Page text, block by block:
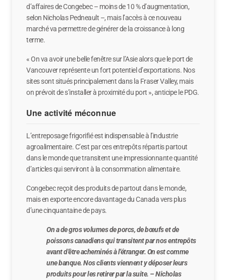
d’affaires de Congebec – moins de 10 % d’augmentation,
selon Nicholas Pedneault –, mais l’accès à ce nouveau
marché va permettre de générer de la croissance à long
terme.
« On va avoir une belle fenêtre sur l’Asie alors que le port de
Vancouver représente un fort potentiel d’exportations. Nos
sites sont situés principalement dans la Fraser Valley, mais
on prévoit de s’installer à proximité du port », anticipe le PDG.
Une activité méconnue
L’entreposage frigorifié est indispensable à l’industrie
agroalimentaire. C’est par ces entrepôts répartis partout
dans le monde que transitent une impressionnante quantité
d’articles qui serviront à la consommation alimentaire.
Congebec reçoit des produits de partout dans le monde,
mais en exporte encore davantage du Canada vers plus
d’une cinquantaine de pays.
On a de gros volumes de porcs, de bœufs et de
poissons canadiens qui transitent par nos entrepôts
avant d’être acheminés à l’étranger. On est comme
une banque. Nos clients viennent y déposer leurs
produits pour les retirer par la suite. – Nicholas